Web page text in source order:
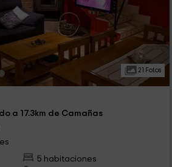
21 Fotos
a 17.3km de Camañas
5 habitaciones